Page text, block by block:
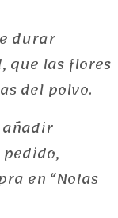
durar
que las flores
del polvo.
añadir
en “Notas